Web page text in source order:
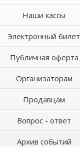
Наши кассы
Электронный билет
Публичная оферта
Организаторам
Продавцам
Вопрос - ответ
Архив событий